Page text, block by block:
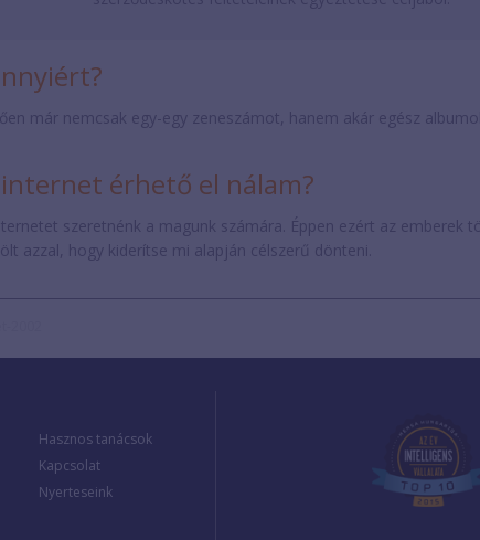
már nemcsak egy-egy zeneszámot, hanem akár egész
érhető el nálam?
szeretnénk a magunk számára. Éppen ezért az emberek
azzal, hogy kiderítse mi alapján célszerű dönteni.
Hasznos tanácsok
Kapcsolat
Nyerteseink